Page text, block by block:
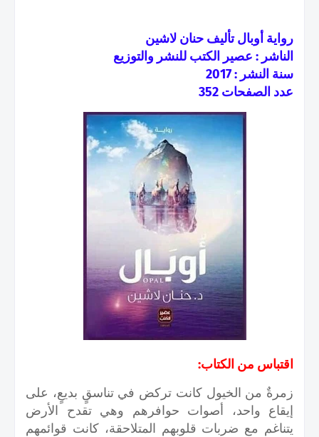
رواية أوبال تأليف حنان لاشين
الناشر : عصير الكتب للنشر والتوزيع
سنة النشر : 2017
عدد الصفحات 352
اقتباس من الكتاب:
زمرةٌ من الخيول كانت تركض في تناسقٍ بديعٍ، على
إيقاع واحد، أصوات حوافرهم وهي تقدح الأرض
يتناغم مع ضربات قلوبهم المتلاحقة، كانت قوائمهم